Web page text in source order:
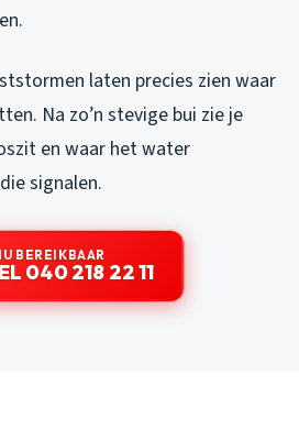
laten precies zien waar
Na zo’n stevige bui zie je
en waar het water
signalen.
BEREIKBAAR
040 218 22 11